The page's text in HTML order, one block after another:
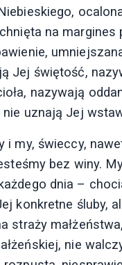
na margines
Jej świętość,
nazywają
nie uznają Jej
i my, świeccy,
bez winy.
dnia –
konkretne śluby,
straży
nie